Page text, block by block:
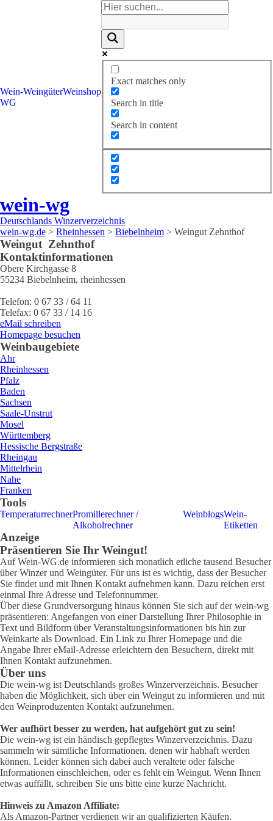
Wein-
WG
WeingüterWeinshop
Exact matches only
Search in title
Search in content
wein-wg
Deutschlands Winzerverzeichnis
wein-wg.de > Rheinhessen > Biebelnheim > Weingut Zehnthof
Weingut Zehnthof
Kontaktinformationen
Obere Kirchgasse 8
55234 Biebelnheim, rheinhessen
Telefon: 0 67 33 / 64 11
Telefax: 0 67 33 / 14 16
eMail schreiben
Homepage besuchen
Weinbaugebiete
Ahr
Rheinhessen
Pfalz
Baden
Sachsen
Saale-Unstrut
Mosel
Württemberg
Hessische Bergstraße
Rheingau
Mittelrhein
Nahe
Franken
Tools
TemperaturrechnerPromillerechner /
Alkoholrechner
WeinblogsWein-
Etiketten
Anzeige
Präsentieren Sie Ihr Weingut!
Auf Wein-WG.de informieren sich monatlich etliche tausend Besucher
über Winzer und Weingüter. Für uns ist es wichtig, dass der Besucher
Sie findet und mit Ihnen Kontakt aufnehmen kann. Dazu reichen erst
einmal Ihre Adresse und Telefonnummer.
Über diese Grundversorgung hinaus können Sie sich auf der wein-wg
präsentieren: Angefangen von einer Darstellung Ihrer Philosophie in
Text und Bildform über Veranstaltungsinformationen bis hin zur
Weinkarte als Download. Ein Link zu Ihrer Homepage und die
Angabe Ihrer eMail-Adresse erleichtern den Besuchern, direkt mit
Ihnen Kontakt aufzunehmen.
Über uns
Die wein-wg ist Deutschlands großes Winzerverzeichnis. Besucher
haben die Möglichkeit, sich über ein Weingut zu informieren und mit
den Weinproduzenten Kontakt aufzunehmen.
Wer aufhört besser zu werden, hat aufgehört gut zu sein!
Die wein-wg ist ein händisch gepflegtes Winzerverzeichnis. Dazu
sammeln wir sämtliche Informationen, denen wir habhaft werden
können. Leider können sich dabei auch veraltete oder falsche
Informationen einschleichen, oder es fehlt ein Weingut. Wenn Ihnen
etwas auffällt, schreiben Sie uns bitte eine kurze Nachricht.
Hinweis zu Amazon Affiliate:
Als Amazon-Partner verdienen wir an qualifizierten Käufen.